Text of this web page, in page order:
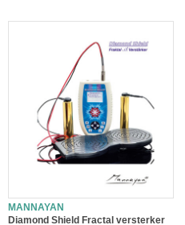
MANNAYAN
Diamond Shield Fractal versterker